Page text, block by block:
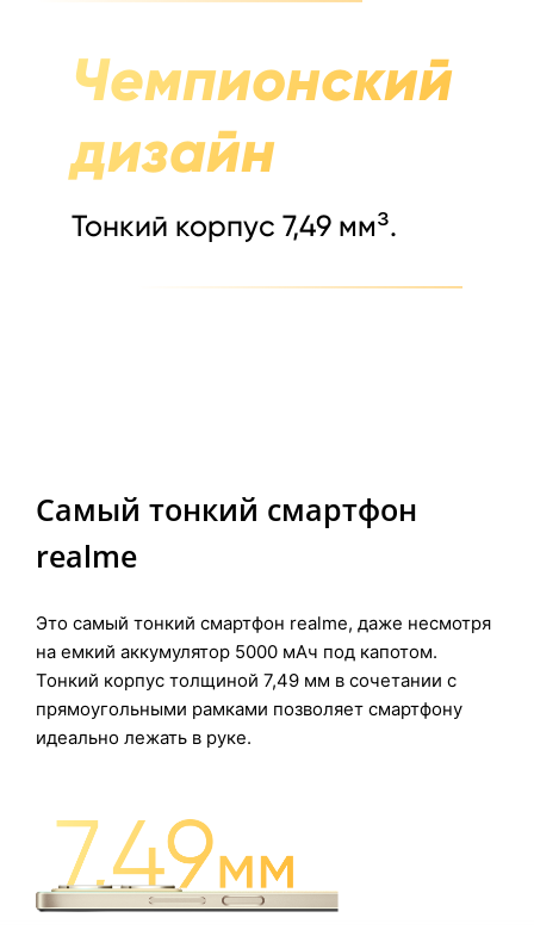
Чемпионский
дизайн
Тонкий корпус 7,49 мм³.
Самый тонкий смартфон
realme
Это самый тонкий смартфон realme, даже несмотря
на емкий аккумулятор 5000 мАч под капотом.
Тонкий корпус толщиной 7,49 мм в сочетании с
прямоугольными рамками позволяет смартфону
идеально лежать в руке.